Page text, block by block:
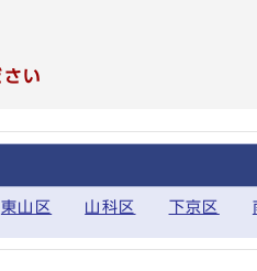
い
東山区 山科区 下京区